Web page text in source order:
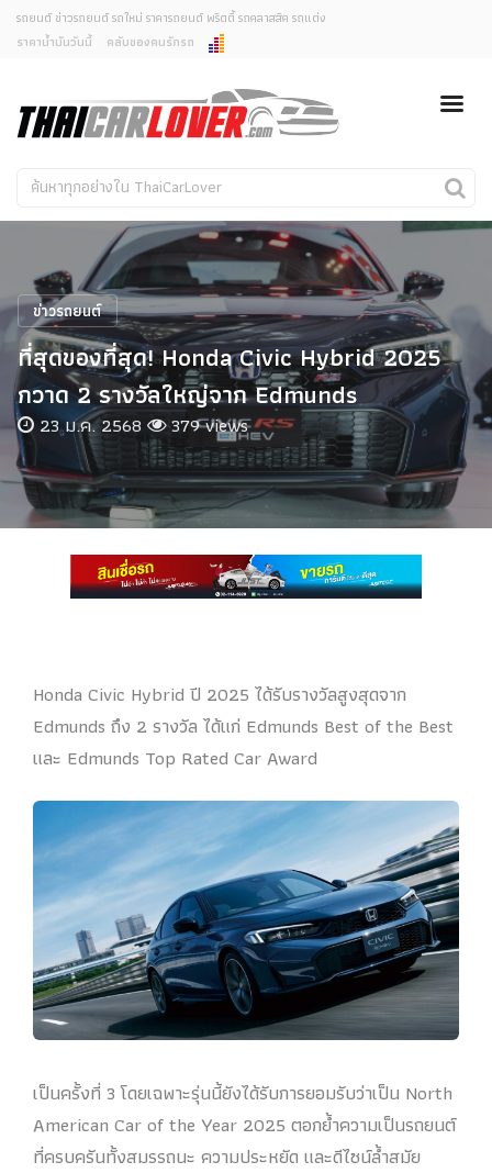
ยกเลิกการแจ้งเตือน
คุณต้องการยกเลิกการแจ้งเตือนข่าวสารเมื่อมีการอัพเดต
ใช่หรือไม่?
ไม่
รถยนต์ ข่าวรถยนต์ รถใหม่ ราคารถยนต์ พริตตี้ รถคลาสสิค รถแต่ง
ราคาน้ำมันวันนี้
คลับของคนรักรถ
รถใหม่
คนรักรถ
รถแต่ง
งานแสดงรถ
Car In The Movie
สเปคราคา รถยนต์
ข่าวรถยนต์
ที่สุดของที่สุด! Honda Civic Hybrid 2025
กวาด 2 รางวัลใหญ่จาก Edmunds
23 ม.ค. 2568 379 views
Honda Civic Hybrid ปี 2025 ได้รับรางวัลสูงสุดจาก
Edmunds ถึง 2 รางวัล ได้แก่ Edmunds Best of the Best
และ Edmunds Top Rated Car Award
เป็นครั้งที่ 3 โดยเฉพาะรุ่นนี้ยังได้รับการยอมรับว่าเป็น North
American Car of the Year 2025 ตอกย้ำความเป็นรถยนต์
ที่ครบครันทั้งสมรรถนะ ความประหยัด และดีไซน์ล้ำสมัย